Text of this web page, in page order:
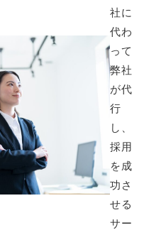
社に
代わ
って
弊社
が代
行
し、
採用
を成
功さ
せる
サー